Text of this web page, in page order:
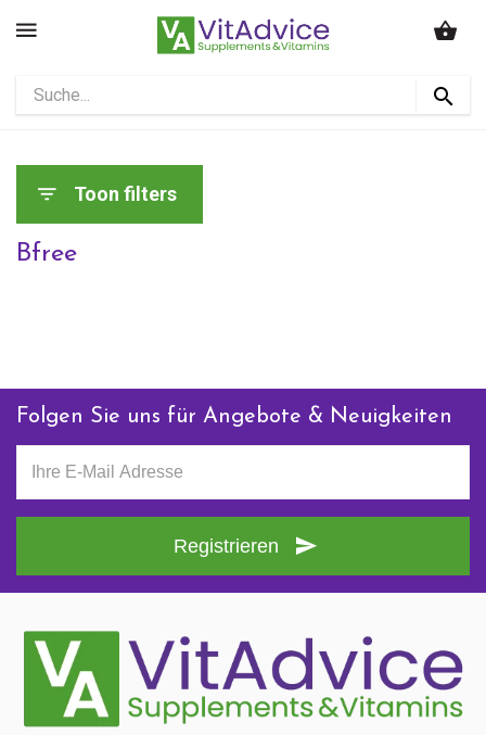
Toon filters
Bfree
Folgen Sie uns für Angebote & Neuigkeiten
Registrieren